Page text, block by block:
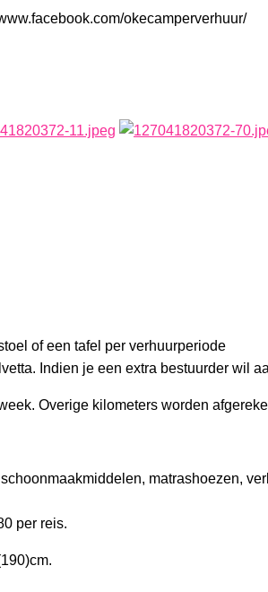
okecamperverhuur/
of een tafel per verhuurperiode
Indien je een extra bestuurder wil
Overige kilometers worden
matrashoezen,
per reis.